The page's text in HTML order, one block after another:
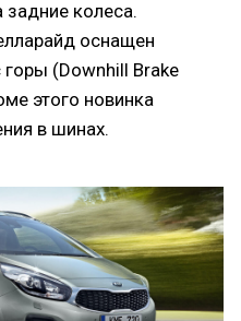
задние колеса.
оснащен
(Downhill Brake
этого новинка
в шинах.